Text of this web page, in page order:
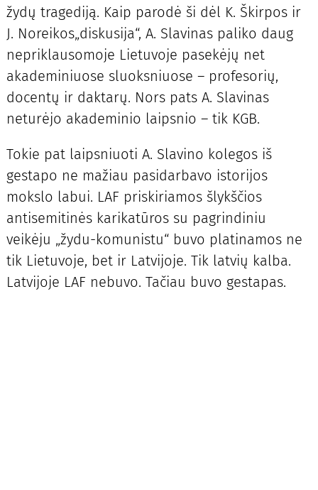
žydų tragediją. Kaip parodė ši dėl K. Škirpos ir
J. Noreikos„diskusija“, A. Slavinas paliko daug
nepriklausomoje Lietuvoje pasekėjų net
akademiniuose sluoksniuose – profesorių,
docentų ir daktarų. Nors pats A. Slavinas
neturėjo akademinio laipsnio – tik KGB.
Tokie pat laipsniuoti A. Slavino kolegos iš
gestapo ne mažiau pasidarbavo istorijos
mokslo labui. LAF priskiriamos šlykščios
antisemitinės karikatūros su pagrindiniu
veikėju „žydu-komunistu“ buvo platinamos ne
tik Lietuvoje, bet ir Latvijoje. Tik latvių kalba.
Latvijoje LAF nebuvo. Tačiau buvo gestapas.